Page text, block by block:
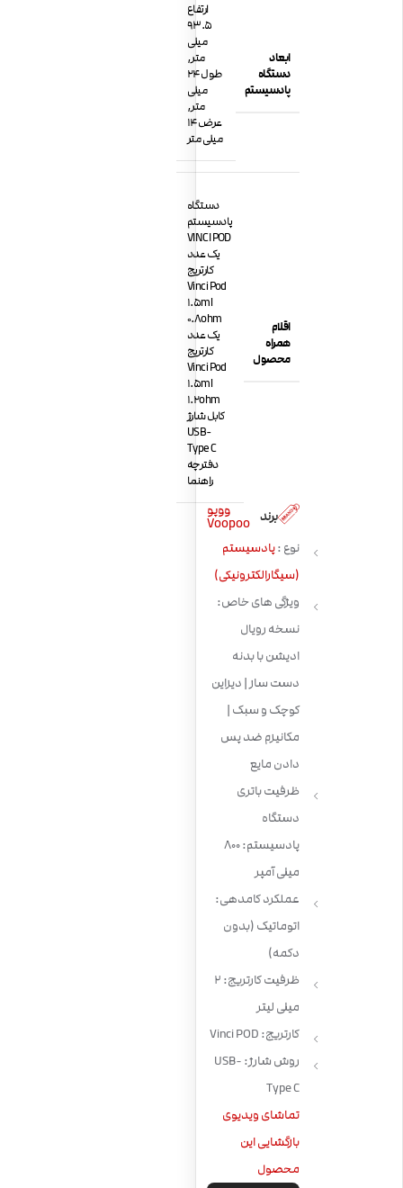
ابعاد
دستگاه
پادسیستم
ارتفاع
93.5
میلی
متر,
طول 24
میلی
متر,
عرض 14
میلی متر
اقلام
همراه
محصول
دستگاه
پادسیستم
VINCI POD
یک عدد
کارتریج
Vinci Pod
1.5ml
0.8ohm
یک عدد
کارتریج
Vinci Pod
1.5ml
1.2ohm
کابل شارژ
USB-
Type C
دفترچه
راهنما
برند ووپو
Voopoo
نوع :پادسیستم
(سیگارالکترونیکی)
ویژگی های خاص:
نسخه رویال
ادیشن با بدنه
دست ساز | دیزاین
کوچک و سبک |
مکانیزم ضد پس
دادن مایع
ظرفیت باتری
دستگاه
پادسیستم: 800
میلی آمپر
عملکرد کامدهی:
اتوماتیک (بدون
دکمه)
ظرفیت کارتریج: 2
میلی لیتر
کارتریج: Vinci POD
روش شارژ: USB-
Type C
تماشای ویدیوی
بازگشایی این
محصول